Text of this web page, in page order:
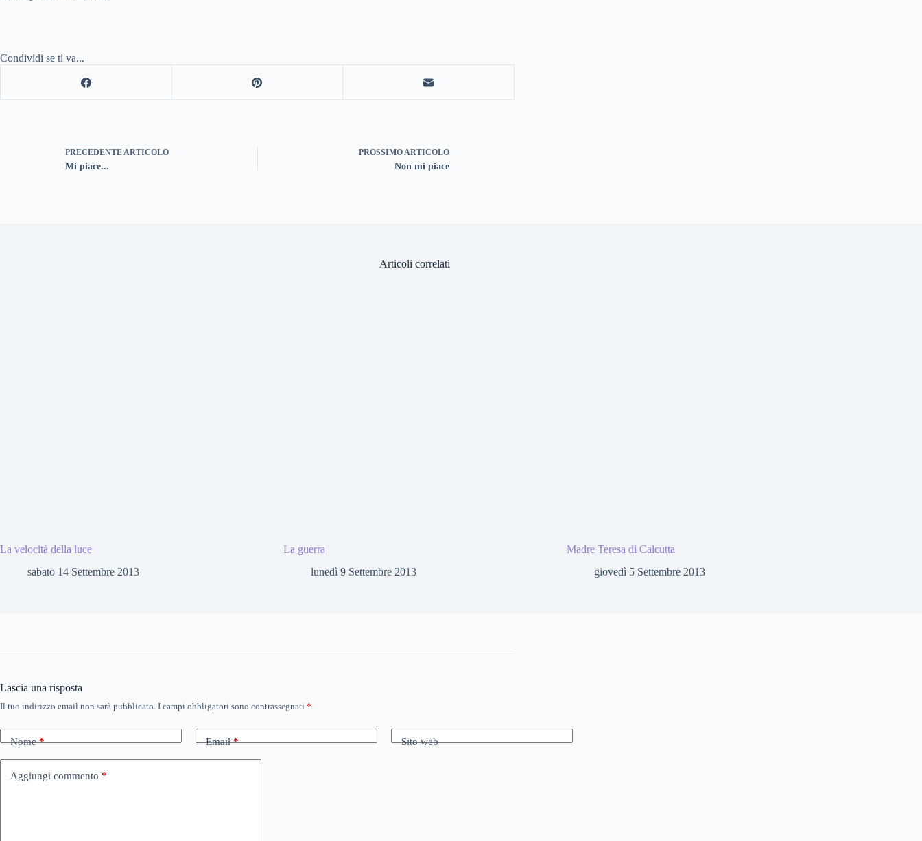
Condividi se ti va...
PRECEDENTE ARTICOLO
Mi piace...
PROSSIMO ARTICOLO
Non mi piace
Articoli correlati
La velocità della luce
sabato 14 Settembre 2013
La guerra
lunedì 9 Settembre 2013
Madre Teresa di Calcutta
giovedì 5 Settembre 2013
Lascia una risposta
Il tuo indirizzo email non sarà pubblicato. I campi obbligatori sono contrassegnati *
Nome* Email* Sito web
Aggiungi commento *